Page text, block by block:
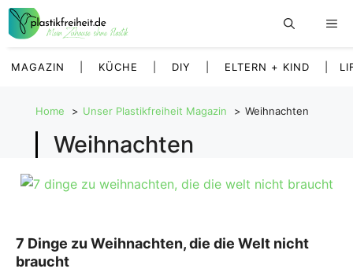
Zum
Inhalt
MAGAZIN KÜCHE DIY ELTERN + KIND
Home Unser Plastikfreiheit Magazin Weihnachten
Weihnachten
7 Dinge zu Weihnachten, die die Welt nicht
braucht